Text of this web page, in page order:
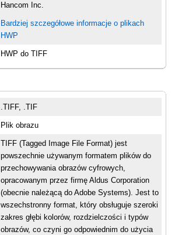
Hancom Inc.
Bardziej szczegółowe informacje o plikach
HWP
HWP do TIFF
.TIFF, .TIF
Plik obrazu
TIFF (Tagged Image File Format) jest
powszechnie używanym formatem plików do
przechowywania obrazów cyfrowych,
opracowanym przez firmę Aldus Corporation
(obecnie należącą do Adobe Systems). Jest to
wszechstronny format, który obsługuje szeroki
zakres głębi kolorów, rozdzielczości i typów
obrazów, co czyni go odpowiednim do użycia